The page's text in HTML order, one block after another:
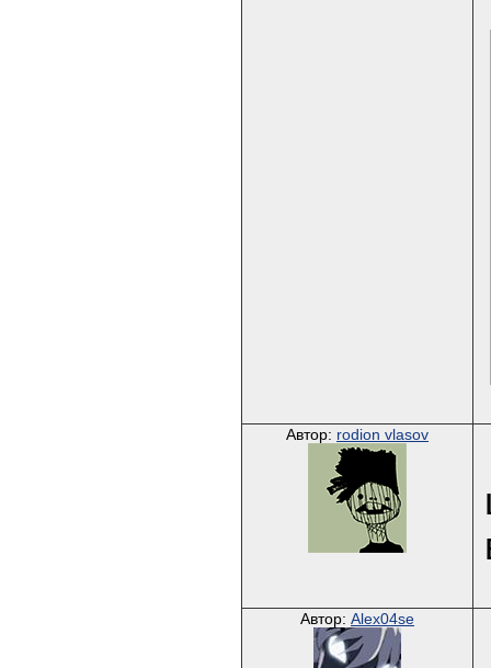
Автор: rodion vlasov
Автор: Alex04se